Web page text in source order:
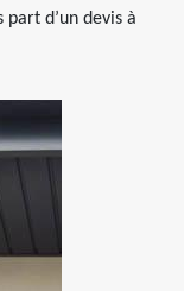
d’un devis à